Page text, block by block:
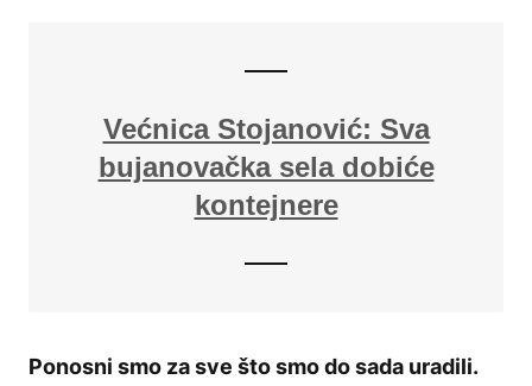
Većnica Stojanović: Sva
bujanovačka sela dobiće
kontejnere
Ponosni smo za sve što smo do sada uradili.